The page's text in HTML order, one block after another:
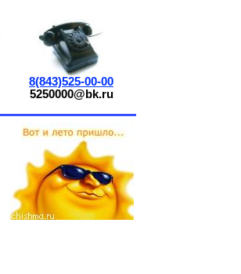
8(843)525-00-00
5250000@bk.ru